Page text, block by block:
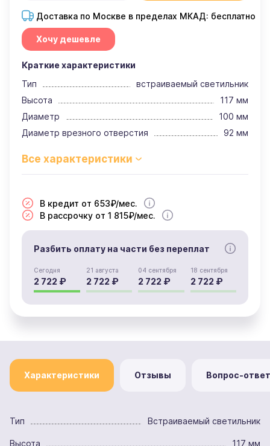
Доставка по Москве в пределах МКАД: бесплатно
Хочу дешевле
Краткие характеристики
Тип
встраиваемый светильник
Высота
117 мм
Диаметр
100 мм
Диаметр врезного отверстия
92 мм
В кредит от 653₽/мес.
В рассрочку от 1 815₽/мес.
Разбить оплату на части без переплат
Сегодня
2 722 ₽
21 августа
2 722 ₽
04 сентября
2 722 ₽
18 сентября
2 722 ₽
Характеристики Отзывы Вопрос-ответ
Тип Встраиваемый светильник
Высота 117 мм